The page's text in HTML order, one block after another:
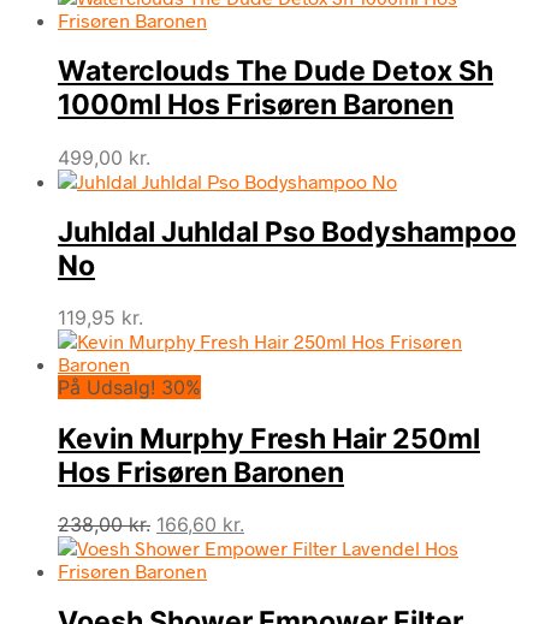
Waterclouds The Dude Detox Sh
1000ml Hos Frisøren Baronen
499,00 kr.
Juhldal Juhldal Pso Bodyshampoo
No
119,95 kr.
På Udsalg! 30%
Kevin Murphy Fresh Hair 250ml
Hos Frisøren Baronen
238,00kr. Den
oprindelige
pris
166,60 kr.
aktuelle